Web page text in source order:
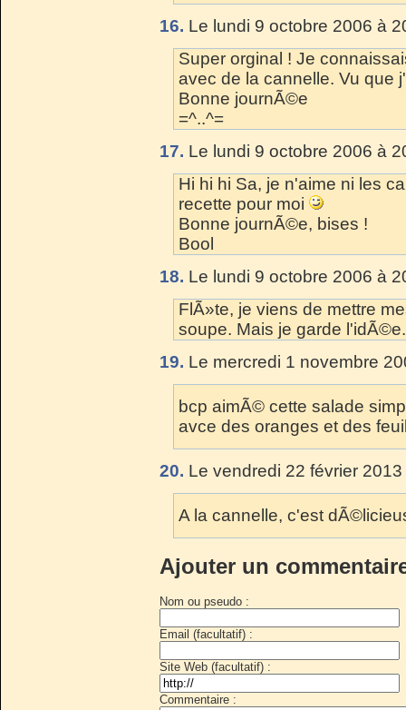
16. Le lundi 9 octobre 2006 à
Super orginal ! Je
avec de la cannelle. Vu que
Bonne journÃ©e
=^..^=
17. Le lundi 9 octobre 2006 à
Hi hi hi Sa, je n'aime ni les
recette pour moi
Bonne journÃ©e, bises !
Bool
18. Le lundi 9 octobre 2006 à
FlÃ»te, je viens de mettre
soupe. Mais je garde
19. Le mercredi 1 novembre
bcp aimÃ© cette salade
avce des oranges et des
20. Le vendredi 22 février
A la cannelle, c'est
Ajouter un
Nom ou pseudo :
Email (facultatif) :
Site Web (facultatif) :
Commentaire :